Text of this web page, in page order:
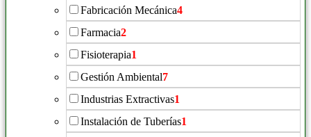
Fabricación Mecánica4
Farmacia2
Fisioterapia1
Gestión Ambiental7
Industrias Extractivas1
Instalación de Tuberías1